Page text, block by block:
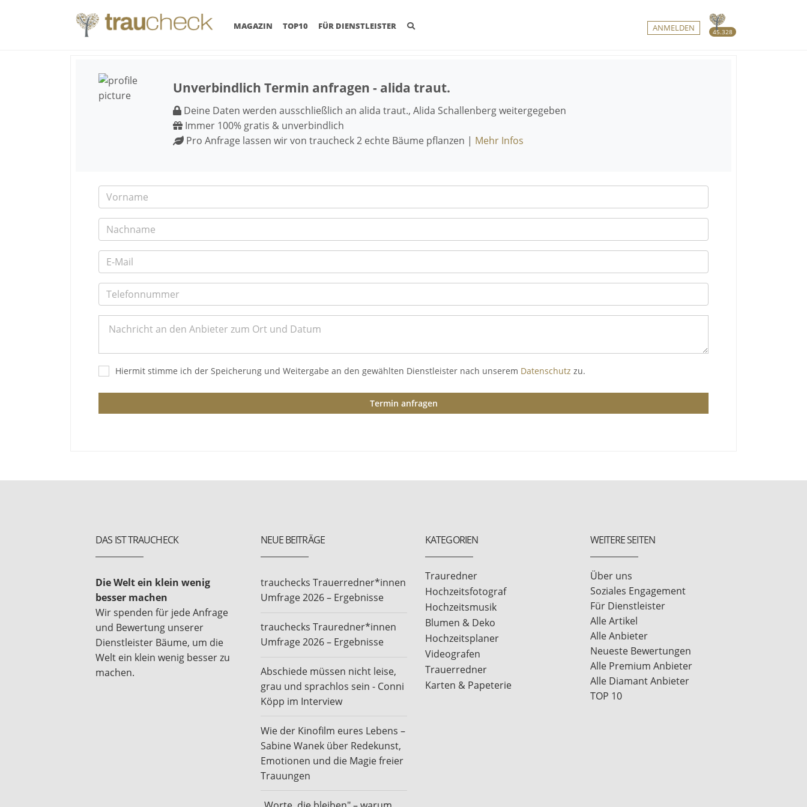
45.328
MAGAZIN (CURRENT)
TOP10 FÜR DIENSTLEISTER ANMELDEN
Unverbindlich Termin anfragen - alida traut.
Deine Daten werden ausschließlich an alida traut., Alida Schallenberg weitergegeben
Immer 100% gratis & unverbindlich
Pro Anfrage lassen wir von traucheck 2 echte Bäume pflanzen | Mehr Infos
Hiermit stimme ich der Speicherung und Weitergabe an den gewählten Dienstleister nach unserem Datenschutz zu.
Termin anfragen
DAS IST TRAUCHECK
Die Welt ein klein wenig
besser machen
Wir spenden für jede Anfrage
und Bewertung unserer
Dienstleister Bäume, um die
Welt ein klein wenig besser zu
machen.
NEUE BEITRÄGE
trauchecks Trauerredner*innen
Umfrage 2026 – Ergebnisse
trauchecks Trauredner*innen
Umfrage 2026 – Ergebnisse
Abschiede müssen nicht leise,
grau und sprachlos sein - Conni
Köpp im Interview
Wie der Kinofilm eures Lebens –
Sabine Wanek über Redekunst,
Emotionen und die Magie freier
Trauungen
KATEGORIEN
Trauredner
Hochzeitsfotograf
Hochzeitsmusik
Blumen & Deko
Hochzeitsplaner
Videografen
Trauerredner
Karten & Papeterie
WEITERE SEITEN
Über uns
Soziales Engagement
Für Dienstleister
Alle Artikel
Alle Anbieter
Neueste Bewertungen
Alle Premium Anbieter
Alle Diamant Anbieter
TOP 10